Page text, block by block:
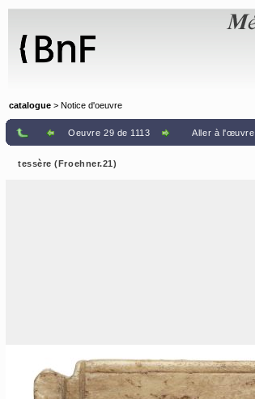
catalogue > Notice d'oeuvre
Oeuvre 29 de 1113 Aller à l'œuvre
tessère (Froehner.21)